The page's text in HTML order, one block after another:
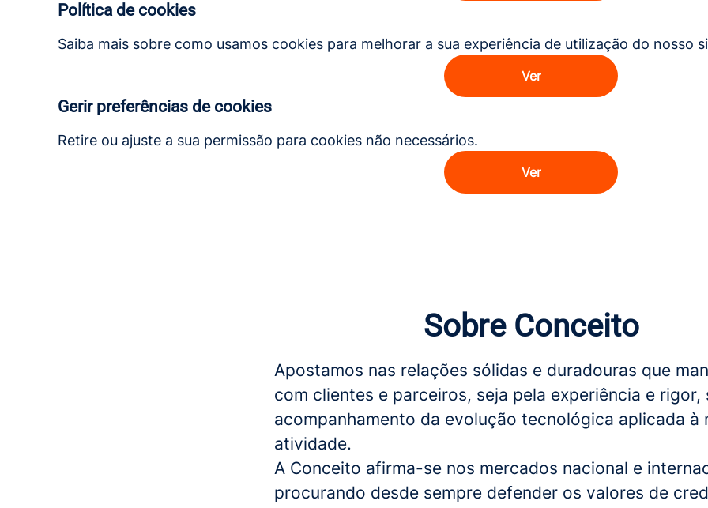
Política de cookies
Saiba mais sobre como usamos cookies para melhorar a sua experiência de utilização do nosso
Ver
Gerir preferências de cookies
Retire ou ajuste a sua permissão para cookies não necessários.
Ver
Sobre Conceito
Apostamos nas relações sólidas e duradouras que
com clientes e parceiros, seja pela experiência e rigor,
acompanhamento da evolução tecnológica aplicada à
atividade.
A Conceito afirma-se nos mercados nacional e
procurando desde sempre defender os valores de